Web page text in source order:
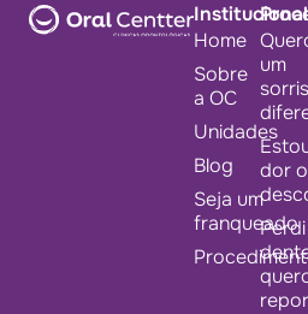
Institucional
Home
Sobre
a OC
Unidades
Blog
Seja um
franqueado
um
dor
repor